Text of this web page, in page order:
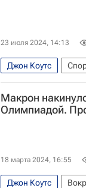
23 июля 2024, 14:13
Джон Коутс
Международный
Макрон
Олимпиадой.
18 марта 2024, 16:55
Джон Коутс